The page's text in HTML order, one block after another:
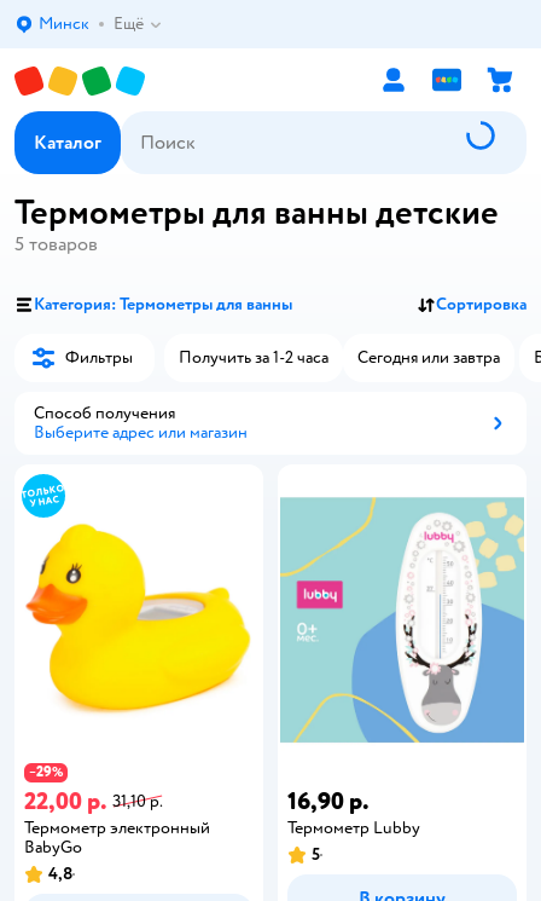
Выбор адреса доставки.
Минск Ещё
Каталог
Термометры для ванны детские
5 товаров
Категория: Термометры для ванны Сортировка
Фильтры Получить за 1-2 часа Сегодня или завтра
Способ получения
Выберите адрес или магазин
−29%
22,00 р. 31,10 р.
Термометр электронный
BabyGo
4,8
16,90 р.
Термометр Lubby
5